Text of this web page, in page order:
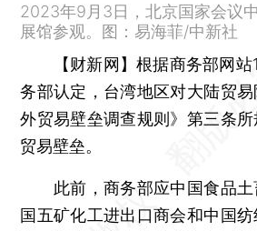
2023年9月3日，北京国家会议
展馆参观。图：易海菲/中新社
【财新网】根据商务部网
务部认定，台湾地区对大陆贸
外贸易壁垒调查规则》第三条
贸易壁垒。
此前，商务部应中国食品土
国五矿化工进出口商会和中国